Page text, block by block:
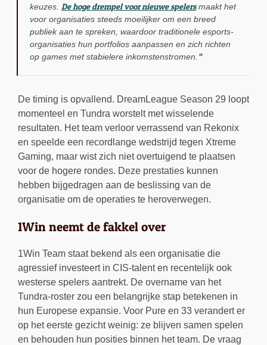
keuzes. De hoge drempel voor nieuwe spelersmaakt het
voor organisaties steeds moeilijker om een breed
publiek aan te spreken, waardoor traditionele esports-
organisaties hun portfolios aanpassen en zich richten
op games met stabielere inkomstenstromen.
De timing is opvallend. DreamLeague Season 29 loopt
momenteel en Tundra worstelt met wisselende
resultaten. Het team verloor verrassend van Rekonix
en speelde een recordlange wedstrijd tegen Xtreme
Gaming, maar wist zich niet overtuigend te plaatsen
voor de hogere rondes. Deze prestaties kunnen
hebben bijgedragen aan de beslissing van de
organisatie om de operaties te heroverwegen.
1Win neemt de fakkel over
1Win Team staat bekend als een organisatie die
agressief investeert in CIS-talent en recentelijk ook
westerse spelers aantrekt. De overname van het
Tundra-roster zou een belangrijke stap betekenen in
hun Europese expansie. Voor Pure en 33 verandert er
op het eerste gezicht weinig: ze blijven samen spelen
en behouden hun posities binnen het team. De vraag